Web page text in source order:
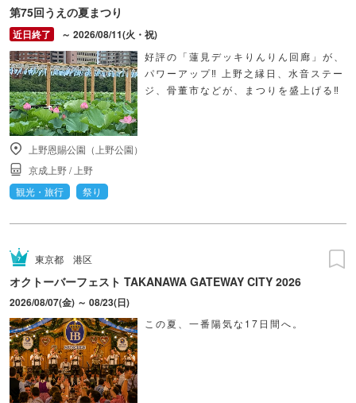
第75回うえの夏まつり
～ 2026/08/11(火・祝)
好評の「蓮見デッキりんりん回廊」が、
パワーアップ‼ 上野之縁日、水音ステー
ジ、骨董市などが、まつりを盛上げる‼
上野恩賜公園（上野公園）
京成上野/ 上野
観光・旅行
祭り
東京都 港区
オクトーバーフェスト TAKANAWA GATEWAY CITY 2026
2026/08/07(金) ～ 08/23(日)
この夏、一番陽気な17日間へ。